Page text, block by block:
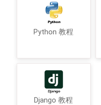
Python 教程
Django 教程